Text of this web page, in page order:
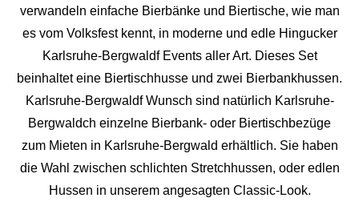
verwandeln einfache Bierbänke und Biertische, wie man
es vom Volksfest kennt, in moderne und edle Hingucker
Karlsruhe-Bergwaldf Events aller Art. Dieses Set
beinhaltet eine Biertischhusse und zwei Bierbankhussen.
Karlsruhe-Bergwaldf Wunsch sind natürlich Karlsruhe-
Bergwaldch einzelne Bierbank- oder Biertischbezüge
zum Mieten in Karlsruhe-Bergwald erhältlich. Sie haben
die Wahl zwischen schlichten Stretchhussen, oder edlen
Hussen in unserem angesagten Classic-Look.